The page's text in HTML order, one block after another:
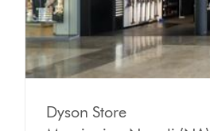
Dyson Store